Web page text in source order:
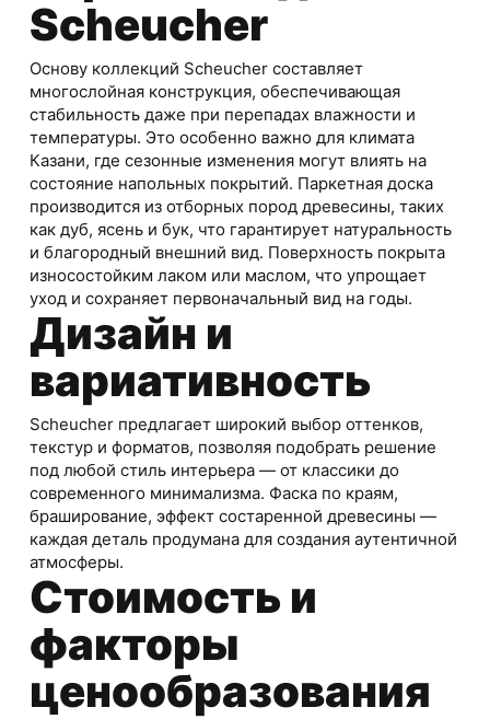
Scheucher
Основу коллекций Scheucher составляет
многослойная конструкция, обеспечивающая
стабильность даже при перепадах влажности и
температуры. Это особенно важно для климата
Казани, где сезонные изменения могут влиять на
состояние напольных покрытий. Паркетная доска
производится из отборных пород древесины, таких
как дуб, ясень и бук, что гарантирует натуральность
и благородный внешний вид. Поверхность покрыта
износостойким лаком или маслом, что упрощает
уход и сохраняет первоначальный вид на годы.
Дизайн и
вариативность
Scheucher предлагает широкий выбор оттенков,
текстур и форматов, позволяя подобрать решение
под любой стиль интерьера — от классики до
современного минимализма. Фаска по краям,
браширование, эффект состаренной древесины —
каждая деталь продумана для создания аутентичной
атмосферы.
Стоимость и
факторы
ценообразования